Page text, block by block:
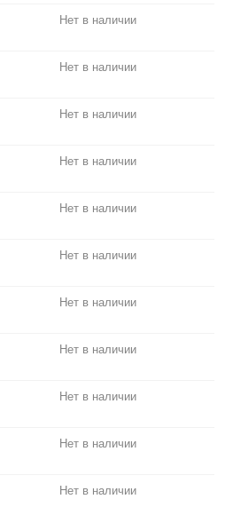
Нет в наличии
Нет в наличии
Нет в наличии
Нет в наличии
Нет в наличии
Нет в наличии
Нет в наличии
Нет в наличии
Нет в наличии
Нет в наличии
Нет в наличии